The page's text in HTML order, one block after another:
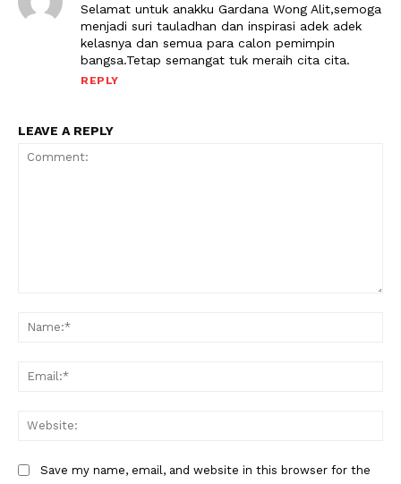
Selamat untuk anakku Gardana Wong Alit,semoga
menjadi suri tauladhan dan inspirasi adek adek
kelasnya dan semua para calon pemimpin
bangsa.Tetap semangat tuk meraih cita cita.
REPLY
LEAVE A REPLY
Save my name, email, and website in this browser for the